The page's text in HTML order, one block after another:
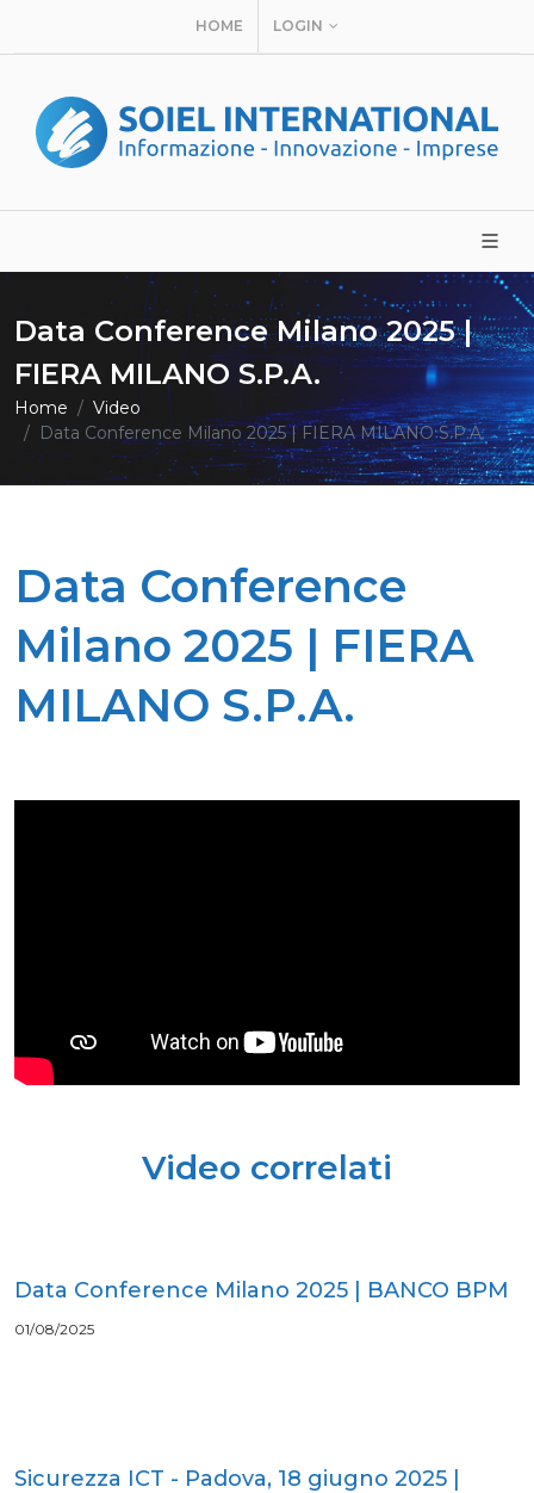
HOME LOGIN
Data Conference Milano 2025 |
FIERA MILANO S.P.A.
Home
Video
Data Conference Milano 2025 | FIERA MILANO S.P.A.
Data Conference
Milano 2025 | FIERA
MILANO S.P.A.
Video correlati
Data Conference Milano 2025 | BANCO BPM
01/08/2025
Sicurezza ICT - Padova, 18 giugno 2025 |